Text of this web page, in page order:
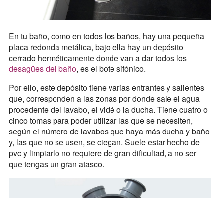
En tu baño, como en todos los baños, hay una pequeña
placa redonda metálica, bajo ella hay un depósito
cerrado herméticamente donde van a dar todos los
desagües del baño, es el bote sifónico.
Por ello, este depósito tiene varias entrantes y salientes
que, corresponden a las zonas por donde sale el agua
procedente del lavabo, el vidé o la ducha. Tiene cuatro o
cinco tomas para poder utilizar las que se necesiten,
según el número de lavabos que haya más ducha y baño
y, las que no se usen, se ciegan. Suele estar hecho de
pvc y limpiarlo no requiere de gran dificultad, a no ser
que tengas un gran atasco.